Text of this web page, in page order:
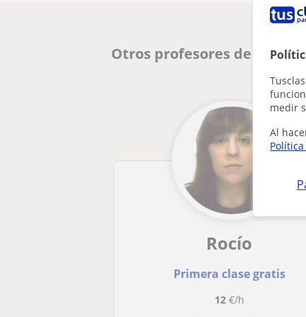
medir
Al
Otros profesores de FCE
Rocío
Primera clase gratis
12€/h